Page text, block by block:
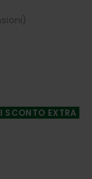
SCONTO EXTRA